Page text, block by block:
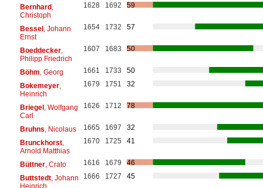
Bernhard,
Christoph
1628 1692 59
Bessel, Johann
Ernst
1654 1732 57
Boeddecker,
Philipp Friedrich
1607 1683 50
Böhm , Georg 1661 1733
50
Bokemeyer,
Heinrich
1679 1751 32
Briegel, Wolfgang
Carl
1626 1712 78
Bruhns , Nicolaus 1665 1697
32
Brunckhorst,
Arnold Matthias
1670 1725 41
Büttner, Crato 1616 1679
46
Buttstedt, Johann
Heinrich
1666 1727 45